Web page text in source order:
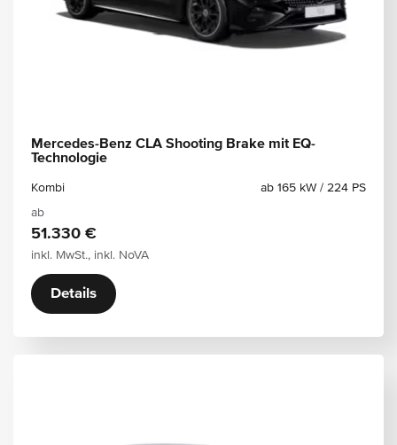
Mercedes-Benz CLA Shooting Brake mit EQ-
Technologie
Kombi
ab 165 kW / 224 PS
ab
51.330 €
inkl. MwSt., inkl. NoVA
Details